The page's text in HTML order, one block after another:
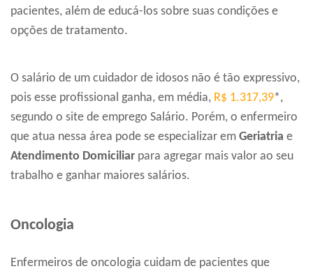
pacientes, além de educá-los sobre suas condições e
opções de tratamento.
O salário de um cuidador de idosos não é tão expressivo,
pois esse profissional ganha, em média, R$ 1.317,39*,
segundo o site de emprego Salário. Porém, o enfermeiro
que atua nessa área pode se especializar em Geriatria e
Atendimento Domiciliar para agregar mais valor ao seu
trabalho e ganhar maiores salários.
Oncologia
Enfermeiros de oncologia cuidam de pacientes que